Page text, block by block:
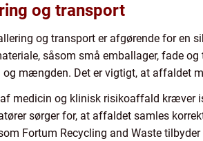
og transport
og transport er afgørende for en
såsom små emballager, fade
mængden. Det er vigtigt, at affaldet
medicin og klinisk risikoaffald kræver
sørger for, at affaldet samles
Fortum Recycling and Waste